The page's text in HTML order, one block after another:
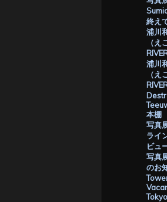
終え
浦川
（
浦川
（
本棚
写真
ライ
ビュ
写真
のお